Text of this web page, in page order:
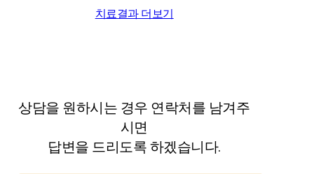
치료결과 더보기
상담을 원하시는 경우 연락처를 남겨주
시면
답변을 드리도록 하겠습니다.